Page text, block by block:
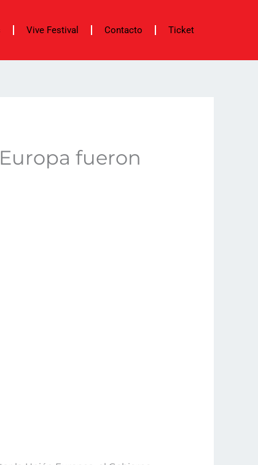
Vive Festival Contacto Ticket
fueron